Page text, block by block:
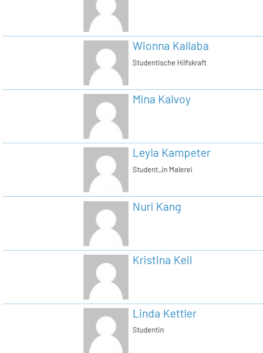
Wionna Kallaba
Studentische Hilfskraft
Mina Kalvoy
Leyla Kampeter
Student_in Malerei
Nuri Kang
Kristina Keil
Linda Kettler
Studentin